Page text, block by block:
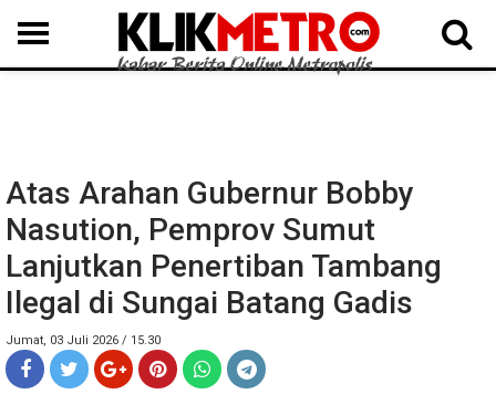
MEDAN LANGKAT DAIRI SAMOSIR TAPUT BATUBARA DELISERDANG
Atas Arahan Gubernur Bobby
Nasution, Pemprov Sumut
Lanjutkan Penertiban Tambang
Ilegal di Sungai Batang Gadis
Jumat, 03 Juli 2026 / 15.30